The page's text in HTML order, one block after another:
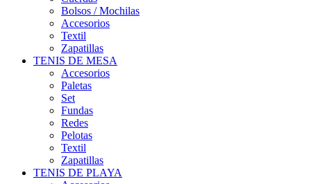
Bolsos / Mochilas
Accesorios
Textil
Zapatillas
TENIS DE MESA
Accesorios
Paletas
Set
Fundas
Redes
Pelotas
Textil
Zapatillas
TENIS DE PLAYA